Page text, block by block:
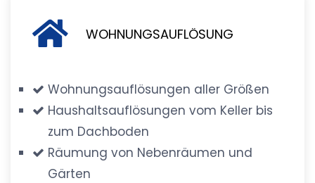
WOHNUNGSAUFLÖSUNG
Wohnungsauflösungen aller Größen
Haushaltsauflösungen vom Keller bis
zum Dachboden
Räumung von Nebenräumen und
Gärten